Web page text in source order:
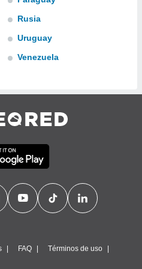
Rusia
Uruguay
Venezuela
FAQ Términos de uso